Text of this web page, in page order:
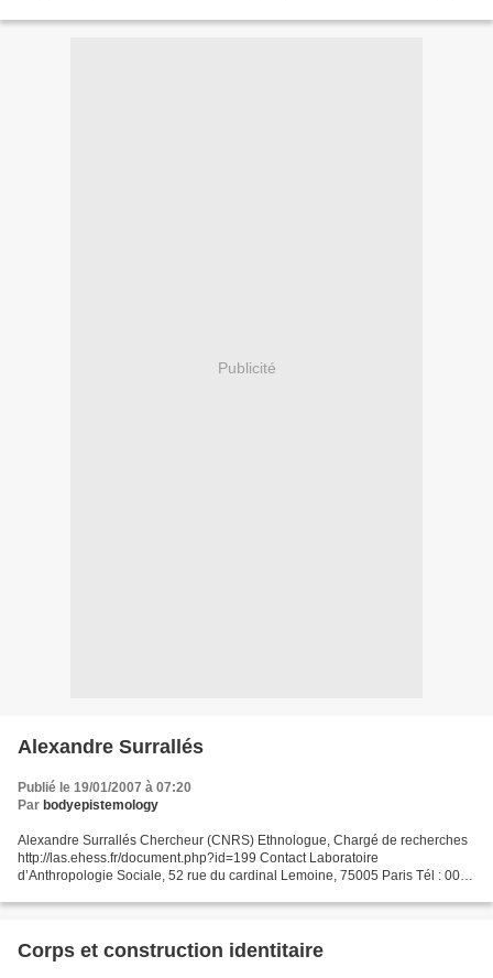
Publicité
Alexandre Surrallés
Publié le 19/01/2007 à 07:20
Par bodyepistemology
Alexandre Surrallés Chercheur (CNRS) Ethnologue, Chargé de recherches
http://las.ehess.fr/document.php?id=199 Contact Laboratoire
d’Anthropologie Sociale, 52 rue du cardinal Lemoine, 75005 Paris Tél : 00
Corps et construction identitaire